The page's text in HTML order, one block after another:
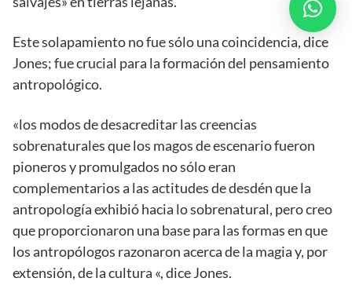
Este solapamiento no fue sólo una coincidencia, dice
Jones; fue crucial para la formación del pensamiento
antropológico.
«los modos de desacreditar las creencias
sobrenaturales que los magos de escenario fueron
pioneros y promulgados no sólo eran
complementarios a las actitudes de desdén que la
antropología exhibió hacia lo sobrenatural, pero creo
que proporcionaron una base para las formas en que
los antropólogos razonaron acerca de la magia y, por
extensión, de la cultura «, dice Jones.